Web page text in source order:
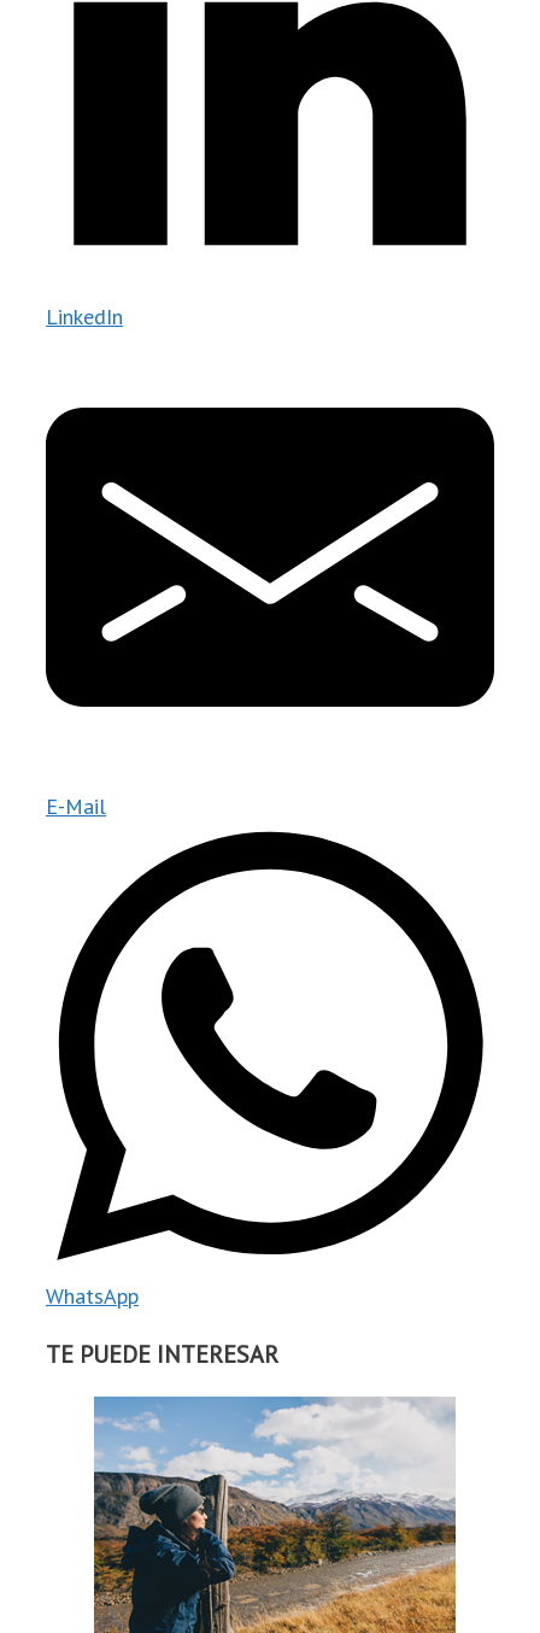
LinkedIn
E-Mail
WhatsApp
TE PUEDE INTERESAR